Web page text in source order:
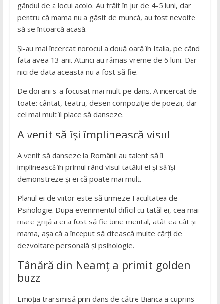
gândul de a locui acolo. Au trăit în jur de 4-5 luni, dar
pentru că mama nu a găsit de muncă, au fost nevoite
să se întoarcă acasă.
Și-au mai încercat norocul a două oară în Italia, pe când
fata avea 13 ani. Atunci au rămas vreme de 6 luni. Dar
nici de data aceasta nu a fost să fie.
De doi ani s-a focusat mai mult pe dans. A incercat de
toate: cântat, teatru, desen compoziție de poezii, dar
cel mai mult îi place să danseze.
A venit să își împlinească visul
A venit să danseze la Românii au talent să îi
implinească în primul rând visul tatălui ei și să își
demonstreze și ei că poate mai mult.
Planul ei de viitor este să urmeze Facultatea de
Psihologie. Dupa evenimentul dificil cu tatăl ei, cea mai
mare grijă a ei a fost să fie bine mental, atât ea cât și
mama, așa că a început să citească multe cărți de
dezvoltare personală și psihologie.
Tânără din Neamț a primit golden
buzz
Emoția transmisă prin dans de către Bianca a cuprins